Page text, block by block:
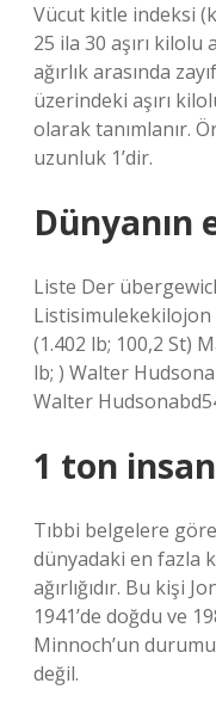
Vücut kitle indeksi
25 ila 30 aşırı kilolu
ağırlık arasında
üzerindeki aşırı
olarak tanımlanır.
uzunluk 1’dir.
Dünyanın
Liste Der
(1.402 lb; 100,2 St)
lb; ) Walter
Walter
1 ton
Tıbbi belgelere
dünyadaki en fazla
ağırlığıdır. Bu kişi
1941’de doğdu ve
Minnoch’un
değil.